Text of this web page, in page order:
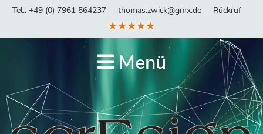
Tel.: +49 (0) 7961 564237 thomas.zwick@gmx.de Rückruf
★★★★★
Menü